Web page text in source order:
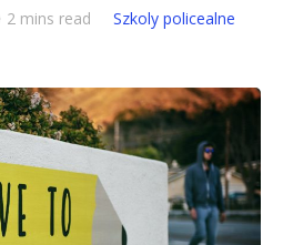
2 mins read Szkoly policealne